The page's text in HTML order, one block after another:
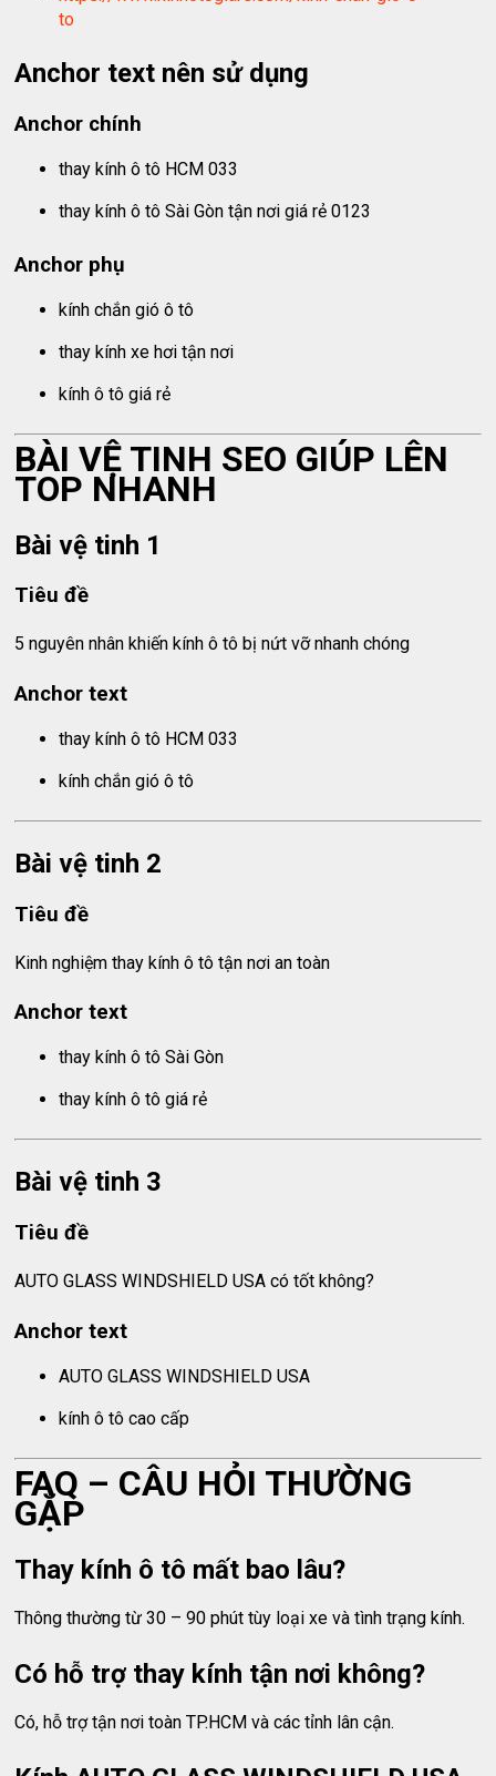
to
Anchor text nên sử dụng
Anchor chính
thay kính ô tô HCM 033
thay kính ô tô Sài Gòn tận nơi giá rẻ 0123
Anchor phụ
kính chắn gió ô tô
thay kính xe hơi tận nơi
kính ô tô giá rẻ
BÀI VỆ TINH SEO GIÚP LÊN
TOP NHANH
Bài vệ tinh 1
Tiêu đề
5 nguyên nhân khiến kính ô tô bị nứt vỡ nhanh chóng
Anchor text
thay kính ô tô HCM 033
kính chắn gió ô tô
Bài vệ tinh 2
Tiêu đề
Kinh nghiệm thay kính ô tô tận nơi an toàn
Anchor text
thay kính ô tô Sài Gòn
thay kính ô tô giá rẻ
Bài vệ tinh 3
Tiêu đề
AUTO GLASS WINDSHIELD USA có tốt không?
Anchor text
AUTO GLASS WINDSHIELD USA
kính ô tô cao cấp
FAQ – CÂU HỎI THƯỜNG
GẶP
Thay kính ô tô mất bao lâu?
Thông thường từ 30 – 90 phút tùy loại xe và tình trạng kính.
Có hỗ trợ thay kính tận nơi không?
Có, hỗ trợ tận nơi toàn TP.HCM và các tỉnh lân cận.